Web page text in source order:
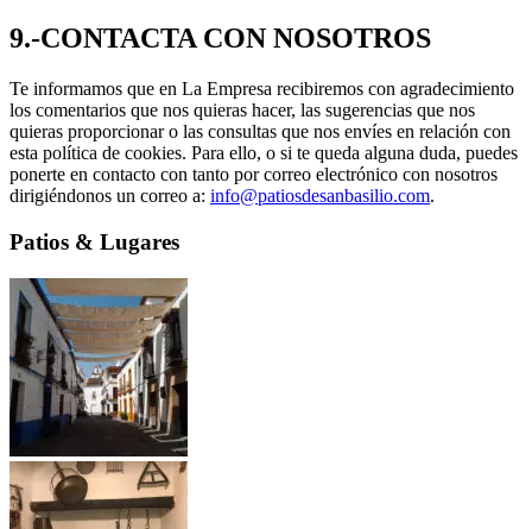
9.-CONTACTA CON NOSOTROS
Te informamos que en La Empresa recibiremos con agradecimiento
los comentarios que nos quieras hacer, las sugerencias que nos
quieras proporcionar o las consultas que nos envíes en relación con
esta política de cookies. Para ello, o si te queda alguna duda, puedes
ponerte en contacto con tanto por correo electrónico con nosotros
dirigiéndonos un correo a: info@patiosdesanbasilio.com.
Patios & Lugares